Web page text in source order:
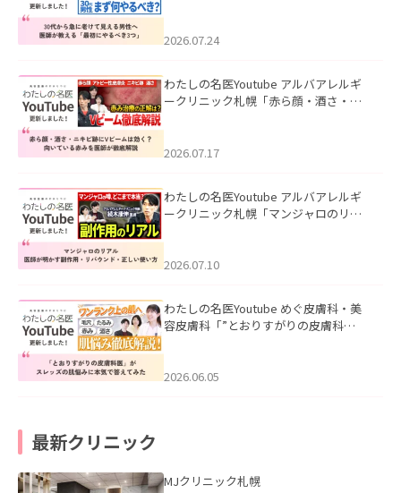
た。
2026.07.24
わたしの名医Youtube アルバアレルギ
ークリニック札幌「赤ら顔・酒さ・ニ
した。
2026.07.17
わたしの名医Youtube アルバアレルギ
ークリニック札幌「マンジャロのリア
た。
2026.07.10
わたしの名医Youtube めぐ皮膚科・美
容皮膚科「”とおりすがりの皮膚科
2026.06.05
最新クリニック
MJクリニック札幌